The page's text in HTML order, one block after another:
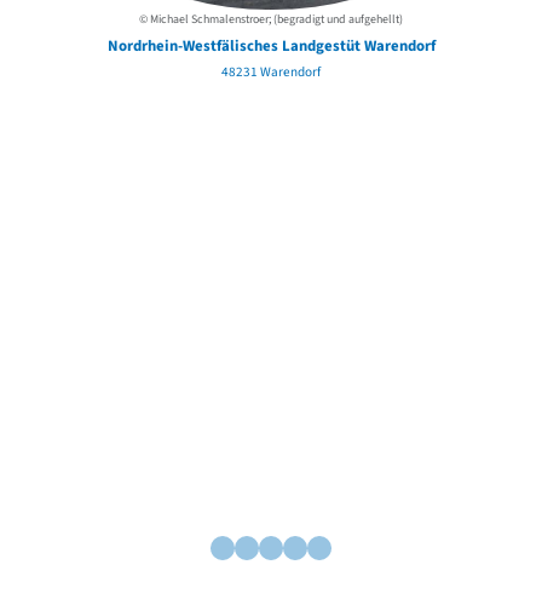
© Michael Schmalenstroer; (begradigt und aufgehellt)
Nordrhein-Westfälisches Landgestüt Warendorf
48231 Warendorf